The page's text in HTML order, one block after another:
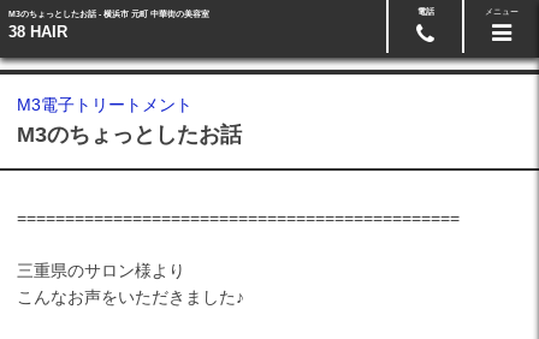
M3のちょっとしたお話 - 横浜市 元町 中華街の美容室
38 HAIR
電話 メニュー
M3電子トリートメント
M3のちょっとしたお話
==============================================
三重県のサロン様より
こんなお声をいただきました♪
045-662-3808